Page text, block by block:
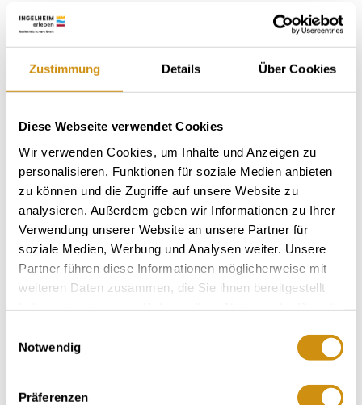
Zustimmung Details Über Cookies
Diese Webseite verwendet Cookies
Wir verwenden Cookies, um Inhalte und Anzeigen zu
personalisieren, Funktionen für soziale Medien anbieten
zu können und die Zugriffe auf unsere Website zu
analysieren. Außerdem geben wir Informationen zu Ihrer
Verwendung unserer Website an unsere Partner für
soziale Medien, Werbung und Analysen weiter. Unsere
Partner führen diese Informationen möglicherweise mit
weiteren Daten zusammen, die Sie ihnen bereitgestellt
Notwendig
Präferenzen